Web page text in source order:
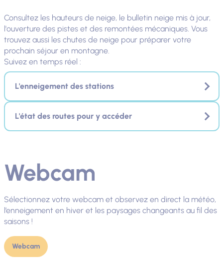
Consultez les hauteurs de neige, le bulletin neige mis à jour,
l'ouverture des pistes et des remontées mécaniques. Vous
trouvez aussi les chutes de neige pour préparer votre
prochain séjour en montagne.
Suivez en temps réel :
L'enneigement des stations
L'état des routes pour y accéder
Webcam
Sélectionnez votre webcam et observez en direct la météo,
l’enneigement en hiver et les paysages changeants au fil des
saisons !
Webcam